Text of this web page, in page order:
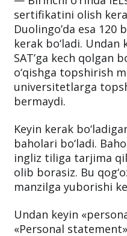
sertifikatini olish
Duolingoʼda esa
kerak bo‘ladi. Undan
SATʼga kech qolgan
o‘qishga topshirish
universitetlarga
bermaydi.
Keyin kerak
baholari bo‘ladi.
ingliz tiliga tarjima
olib borasiz. Bu
manzilga yuborishi
Undan keyin
«Personal